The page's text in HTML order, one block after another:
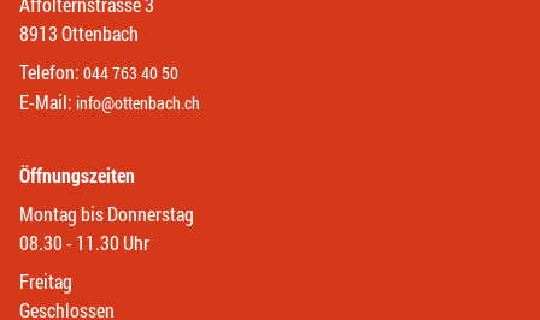
8913 Ottenbach
Telefon: 044 763 40 50
E-Mail: info@ottenbach.ch
Öffnungszeiten
Montag bis Donnerstag
08.30 - 11.30 Uhr
Freitag
Geschlossen